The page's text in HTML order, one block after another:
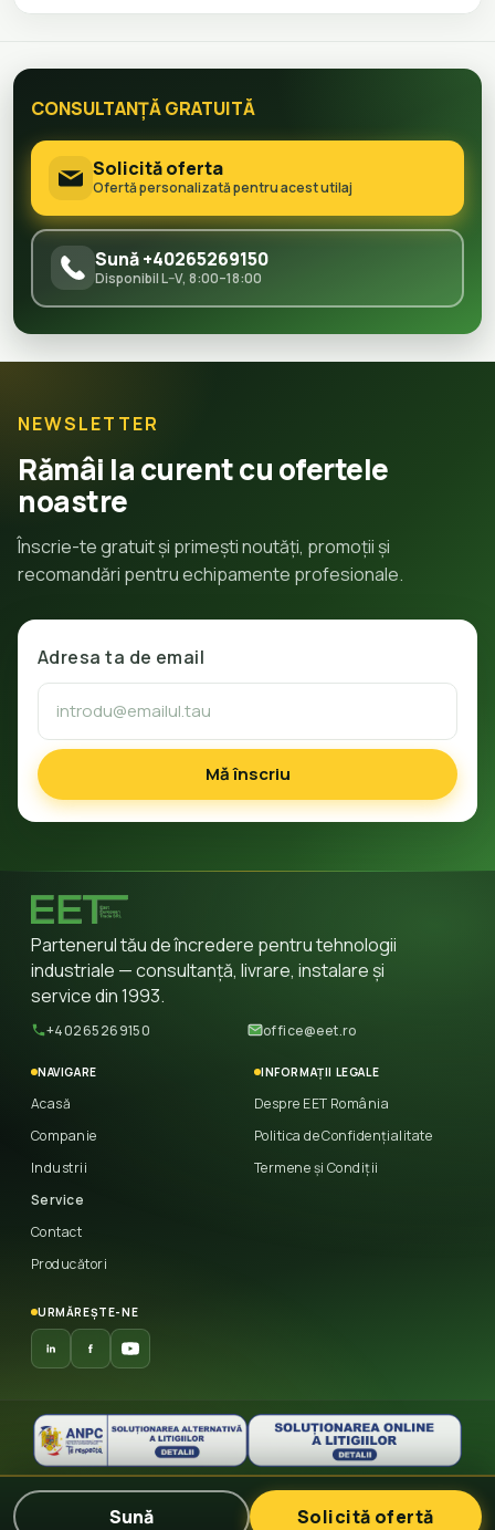
CONSULTANȚĂ GRATUITĂ
Solicită oferta
Ofertă personalizată pentru acest utilaj
Sună +40265269150
Disponibil L–V, 8:00–18:00
Sună Solicită ofertă
NEWSLETTER
Rămâi la curent cu ofertele
noastre
Înscrie-te gratuit și primești noutăți, promoții și
recomandări pentru echipamente profesionale.
Adresa ta de email
Mă înscriu
Partenerul tău de încredere pentru tehnologii
industriale — consultanță, livrare, instalare și
service din 1993.
+40265269150 office@eet.ro
NAVIGARE
Acasă
Companie
Industrii
Service
Contact
Producători
INFORMAȚII LEGALE
Despre EET România
Politica de Confidențialitate
Termene și Condiții
URMĂREȘTE-NE
© 2026 East European Trade
— Toate drepturile